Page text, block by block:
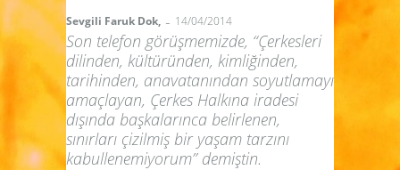
Sevgili Faruk Dok, - 14/04/2014
Son telefon görüşmemizde, “Çerkesleri
dilinden, kültüründen, kimliğinden,
tarihinden, anavatanından soyutlamayı
amaçlayan, Çerkes Halkına iradesi
dışında başkalarınca belirlenen,
sınırları çizilmiş bir yaşam tarzını
kabullenemiyorum” demiştin.